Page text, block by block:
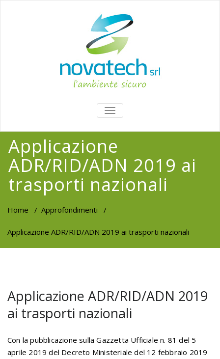
TOGGLE
NAVIGATION
Applicazione
ADR/RID/ADN 2019 ai
trasporti nazionali
Home / Approfondimenti /
Applicazione ADR/RID/ADN 2019 ai trasporti nazionali
Applicazione ADR/RID/ADN 2019
ai trasporti nazionali
Con la pubblicazione sulla Gazzetta Ufficiale n. 81 del 5
aprile 2019 del Decreto Ministeriale del 12 febbraio 2019